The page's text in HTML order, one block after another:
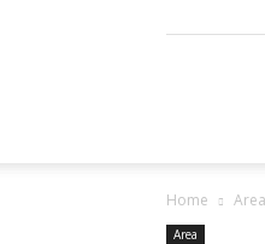
Air
Home Area
Area